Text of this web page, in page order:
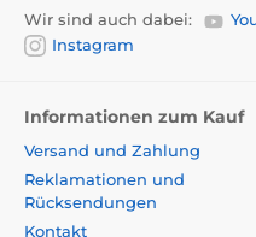
Wir sind auch dabei:
Instagram
Informationen zum Kauf
Versand und Zahlung
Reklamationen und
Rücksendungen
Kontakt